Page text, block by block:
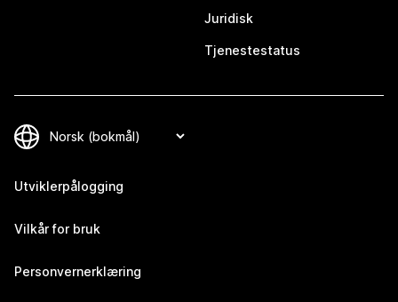
Juridisk
Tjenestestatus
Utviklerpålogging
Vilkår for bruk
Personvernerklæring